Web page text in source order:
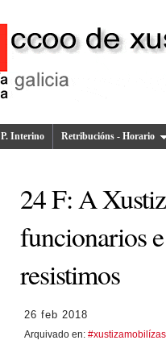
P. Interino Retribucións - Horario
24 F: A
funcionarios
resistimos
26 feb 2018
Arquivado en: